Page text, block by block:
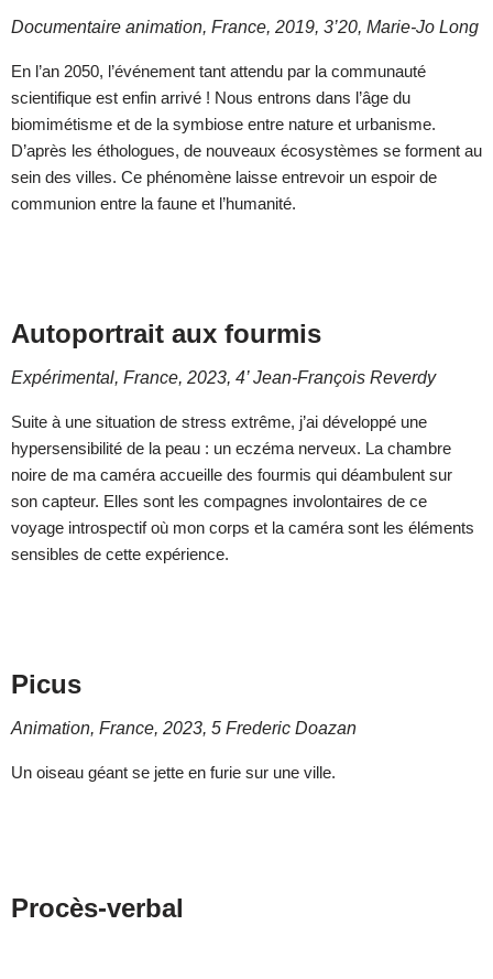
Documentaire animation, France, 2019, 3’20, Marie-Jo Long
En l’an 2050, l’événement tant attendu par la communauté
scientifique est enfin arrivé ! Nous entrons dans l’âge du
biomimétisme et de la symbiose entre nature et urbanisme.
D’après les éthologues, de nouveaux écosystèmes se forment au
sein des villes. Ce phénomène laisse entrevoir un espoir de
communion entre la faune et l’humanité.
Autoportrait aux fourmis
Expérimental, France, 2023, 4’ Jean-François Reverdy
Suite à une situation de stress extrême, j’ai développé une
hypersensibilité de la peau : un eczéma nerveux. La chambre
noire de ma caméra accueille des fourmis qui déambulent sur
son capteur. Elles sont les compagnes involontaires de ce
voyage introspectif où mon corps et la caméra sont les éléments
sensibles de cette expérience.
Picus
Animation, France, 2023, 5 Frederic Doazan
Un oiseau géant se jette en furie sur une ville.
Procès-verbal